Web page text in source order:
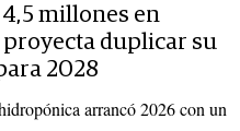
millones en
duplicar su
2028
arrancó 2026 con un